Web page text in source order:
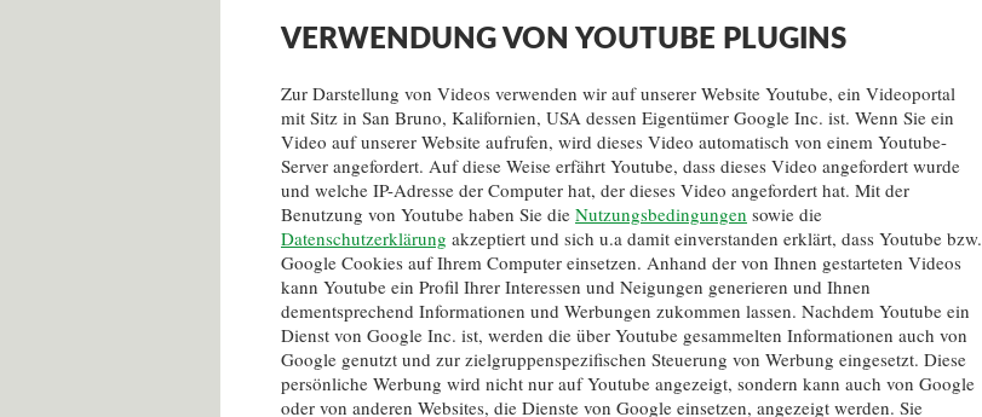
VERWENDUNG VON YOUTUBE PLUGINS
Zur Darstellung von Videos verwenden wir auf unserer Website Youtube, ein Videoportal
mit Sitz in San Bruno, Kalifornien, USA dessen Eigentümer Google Inc. ist. Wenn Sie ein
Video auf unserer Website aufrufen, wird dieses Video automatisch von einem Youtube-
Server angefordert. Auf diese Weise erfährt Youtube, dass dieses Video angefordert wurde
und welche IP-Adresse der Computer hat, der dieses Video angefordert hat. Mit der
Benutzung von Youtube haben Sie die Nutzungsbedingungen sowie die
Datenschutzerklärung akzeptiert und sich u.a damit einverstanden erklärt, dass Youtube bzw.
Google Cookies auf Ihrem Computer einsetzen. Anhand der von Ihnen gestarteten Videos
kann Youtube ein Profil Ihrer Interessen und Neigungen generieren und Ihnen
dementsprechend Informationen und Werbungen zukommen lassen. Nachdem Youtube ein
Dienst von Google Inc. ist, werden die über Youtube gesammelten Informationen auch von
Google genutzt und zur zielgruppenspezifischen Steuerung von Werbung eingesetzt. Diese
persönliche Werbung wird nicht nur auf Youtube angezeigt, sondern kann auch von Google
oder von anderen Websites, die Dienste von Google einsetzen, angezeigt werden. Sie